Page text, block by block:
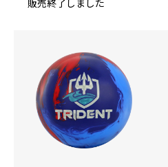
販売終了しました